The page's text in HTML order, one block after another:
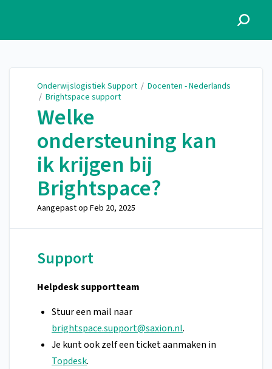
Onderwijslogistiek Support / Docenten - Nederlands
/ Brightspace support
Welke
ondersteuning kan
ik krijgen bij
Brightspace?
Aangepast op Feb 20, 2025
Support
Helpdesk supportteam
Stuur een mail naar
brightspace.support@saxion.nl.
Je kunt ook zelf een ticket aanmaken in
Topdesk.